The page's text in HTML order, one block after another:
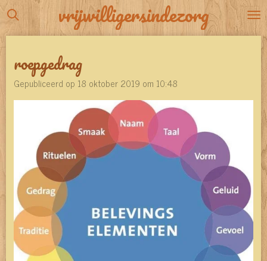
Ga
direct
de
hoofdinhoud
vrijwilligersindezorg
roepgedrag
Gepubliceerd op 18 oktober 2019 om 10:48